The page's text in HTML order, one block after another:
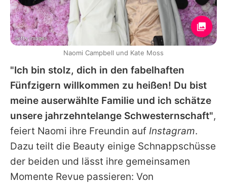
"Ich bin stolz, dich in den fabelhaften
Fünfzigern willkommen zu heißen! Du bist
meine auserwählte Familie und ich schätze
unsere jahrzehntelange Schwesternschaft",
feiert Naomi ihre Freundin auf Instagram.
Dazu teilt die Beauty einige Schnappschüsse
der beiden und lässt ihre gemeinsamen
Momente Revue passieren: Von
Getty Images
Naomi Campbell und Kate Moss